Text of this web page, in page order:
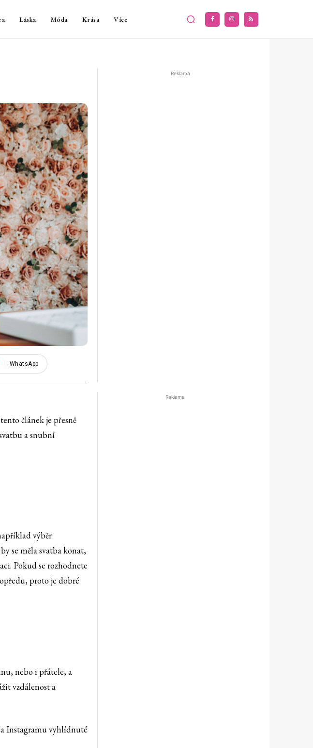
Láska Móda Krása Více
WhatsApp
Reklama
článek je přesně
a snubní
výběr
se měla svatba konat,
Pokud se rozhodnete
proto je dobré
nebo i přátele, a
vzdálenost a
Instagramu vyhlídnuté
Reklama